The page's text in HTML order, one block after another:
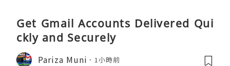
Get Gmail Accounts Delivered Qui
ckly and Securely
Pariza Muni 1小時前